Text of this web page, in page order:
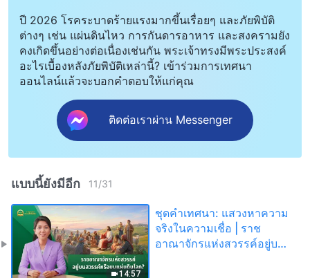
ปี 2026 โรคระบาดร้ายแรงมากขึ้นเรื่อยๆ และภัยพิบัติ
ต่างๆ เช่น แผ่นดินไหว การกันดารอาหาร และสงครามยัง
คงเกิดขึ้นอย่างต่อเนื่องเช่นกัน พระเจ้าทรงมีพระประสงค์
อะไรเบื้องหลังภัยพิบัติเหล่านี้? เข้าร่วมการเทศนา
ออนไลน์แล้วจะบอกคำตอบให้แก่คุณ
ติดต่อเราผ่าน Messenger
แบบนี้ยังมีอีก 11/31
14:57
ชุดคำเทศนา: แสวงหาความ
จริงในความเชื่อ | ราช
อาณาจักรแห่งสวรรค์อยู่บน